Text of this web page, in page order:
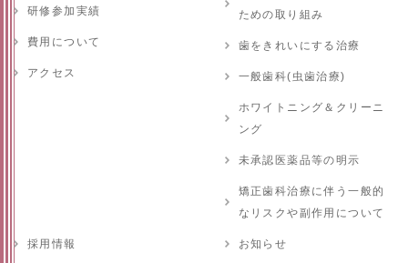
研修参加実績
費用について
アクセス
ための取り組み
歯をきれいにする治療
一般歯科(虫歯治療)
ホワイトニング＆クリーニ
ング
未承認医薬品等の明示
矯正歯科治療に伴う一般的
なリスクや副作用について
採用情報 お知らせ